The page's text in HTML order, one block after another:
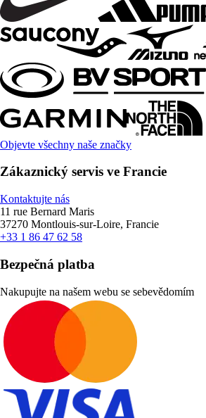
Objevte všechny naše značky
Zákaznický servis ve Francie
Kontaktujte nás
11 rue Bernard Maris
37270 Montlouis-sur-Loire, Francie
+33 1 86 47 62 58
Bezpečná platba
Nakupujte na našem webu se sebevědomím